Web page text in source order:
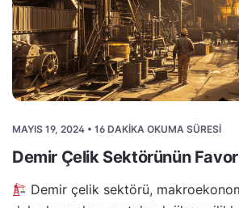
MAYIS 19, 2024 • 16 DAKIKA OKUMA SÜRESI
Demir Çelik Sektörünün
Demir çelik sektörü,